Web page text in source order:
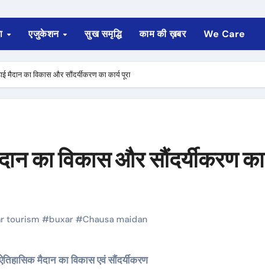
एजुकेशन सुख समृद्धि काम की ख़बर We Care
मैदान का विकास और सौंदर्यीकरण का कार्य पूरा
का विकास और सौंदर्यीकरण का
tourism #buxar #Chausa maidan
मैदान का विकास एवं सौंदर्यीकरण